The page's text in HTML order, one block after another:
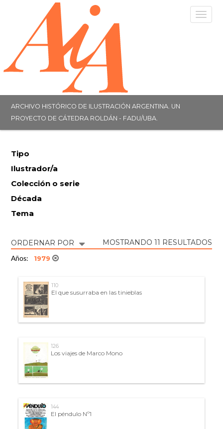
ARCHIVO HISTÓRICO DE ILUSTRACIÓN ARGENTINA. UN
PROYECTO DE CÁTEDRA ROLDÁN - FADU/UBA.
Tipo
Ilustrador/a
Colección o serie
Década
Tema
ORDERNAR POR MOSTRANDO 11 RESULTADOS
Años: 1979
110
El que susurraba en las tinieblas
126
Los viajes de Marco Mono
144
El péndulo Nº1